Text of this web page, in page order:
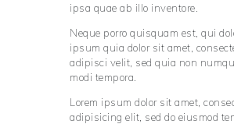
ipsa quae ab illo inventore.
Neque porro quisquam est, qui
ipsum quia dolor sit amet,
adipisci velit, sed quia non
modi tempora.
Lorem ipsum dolor sit amet,
adipisicing elit, sed do eiusmod